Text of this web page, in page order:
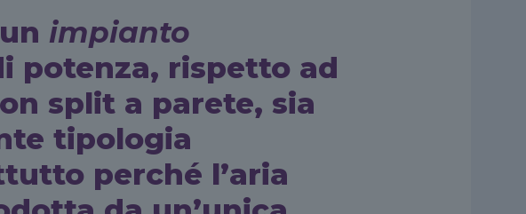
unimpianto
potenza, rispetto ad
split a parete, sia
tipologia
perché l’aria